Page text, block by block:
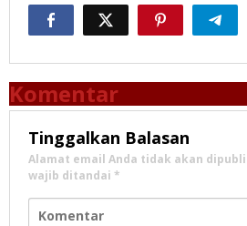
Komentar
Tinggalkan Balasan
Alamat email Anda tidak akan
wajib ditandai *